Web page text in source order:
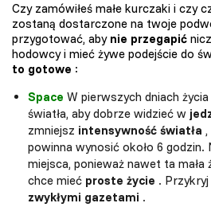
Czy zamówiłeś małe kurczaki i czy
zostaną dostarczone na twoje
przygotować, aby nie przegapić
hodowcy i mieć żywe podejście do
to gotowe :
Space W pierwszych dniach
światła, aby dobrze widzieć w
zmniejsz intensywność światła
powinna wynosić około 6 godzin.
miejsca, ponieważ nawet ta mała
chce mieć proste życie . Przykryj
zwykłymi gazetami .